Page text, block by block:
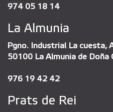
974 05 18 14
La Almunia
Pgno. Industrial La cuesta,
50100 La Almunia de Doña
976 19 42 42
Prats de Rei